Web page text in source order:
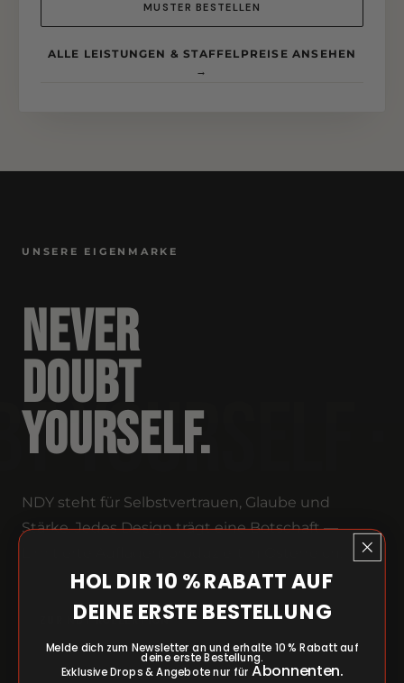
MUSTER BESTELLEN
ALLE LEISTUNGEN & STAFFELPREISE ANSEHEN
→
YOURSELF
UNSERE EIGENMARKE
Never
Doubt
Yourself.
NDY steht für Selbstvertrauen, Glaube und
Stärke. Jedes Design trägt eine Botschaft —
ZUR NDY KOLLEKTION
HOL DIR 10 % RABATT AUF
DEINE ERSTE BESTELLUNG
Melde dich zum Newsletter an und erhalte 10 % Rabatt auf
deine erste Bestellung.
Exklusive Drops & Angebote nur fürAbonnenten.